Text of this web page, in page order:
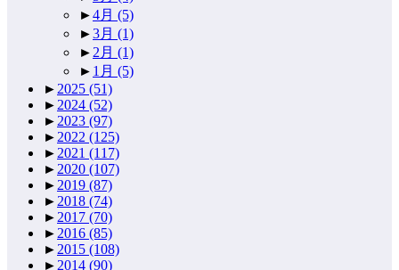
►4月 (5)
►3月 (1)
► 2月 (1)
► 1月 (5)
► 2025 (51)
► 2024 (52)
► 2023 (97)
► 2022 (125)
► 2021 (117)
► 2020 (107)
► 2019 (87)
► 2018 (74)
► 2017 (70)
► 2016 (85)
► 2015 (108)
► 2014 (90)